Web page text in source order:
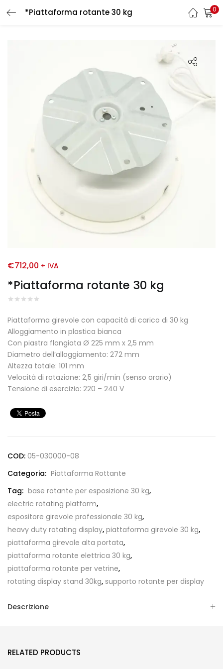
*Piattaforma rotante 30 kg 0
*Piattaforma rotante 30 kg
€712,00 + IVA
Piattaforma girevole con capacità di carico di 30 kg
Alloggiamento in plastica bianca
Con piastra flangiata Ø 225 mm x 2,5 mm
Diametro dell’alloggiamento: 272 mm
Altezza totale: 101 mm
Velocità di rotazione: 2,5 giri/min (senso orario)
Tensione di esercizio: 220 – 240 V
COD: 05-030000-08
Categoria: Piattaforma Rottante
Tag: base rotante per esposizione 30 kg,
electric rotating platform,
espositore girevole professionale 30 kg,
heavy duty rotating display, piattaforma girevole 30 kg,
piattaforma girevole alta portata,
piattaforma rotante elettrica 30 kg,
piattaforma rotante per vetrine,
rotating display stand 30kg, supporto rotante per display
Descrizione
RELATED PRODUCTS
LOGIN
Remember me
Lost password?